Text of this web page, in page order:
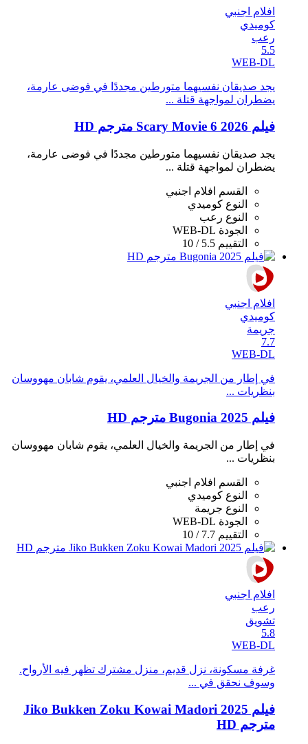
افلام اجنبي
كوميدي
رعب
5.5
WEB-DL
يجد صديقان نفسيهما متورطين مجددًا في فوضى عارمة،
يضطران لمواجهة قتلة ...
فيلم Scary Movie 6 2026 مترجم HD
يجد صديقان نفسيهما متورطين مجددًا في فوضى عارمة،
يضطران لمواجهة قتلة ...
القسم
افلام اجنبي
النوع كوميدي
النوع رعب
الجودة WEB-DL
التقييم 5.5 / 10
افلام اجنبي
كوميدي
جريمة
7.7
WEB-DL
في إطار من الجريمة والخيال العلمي، يقوم شابان مهووسان
بنظريات ...
فيلم Bugonia 2025 مترجم HD
في إطار من الجريمة والخيال العلمي، يقوم شابان مهووسان
بنظريات ...
القسم
افلام اجنبي
النوع كوميدي
النوع جريمة
الجودة WEB-DL
التقييم 7.7 / 10
افلام اجنبي
رعب
تشويق
5.8
WEB-DL
غرفة مسكونة، نزل قديم، منزل مشترك تظهر فيه الأرواح.
وسوف نحقق في ...
فيلم Jiko Bukken Zoku Kowai Madori 2025
مترجم HD